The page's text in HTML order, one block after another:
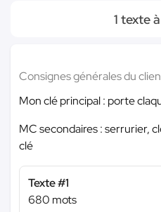
1 texte
Consignes générales du
Mon clé principal : porte
MC secondaires : serrurier,
clé
Texte #1
680 mots